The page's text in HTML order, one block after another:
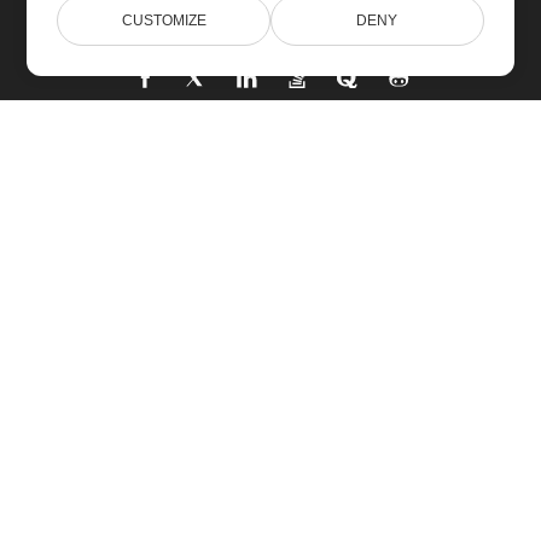
CUSTOMIZE DENY